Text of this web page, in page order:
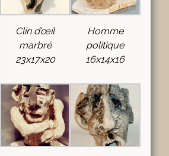
Clin d’œil
marbré
23x17x20
Homme
politique
16x14x16